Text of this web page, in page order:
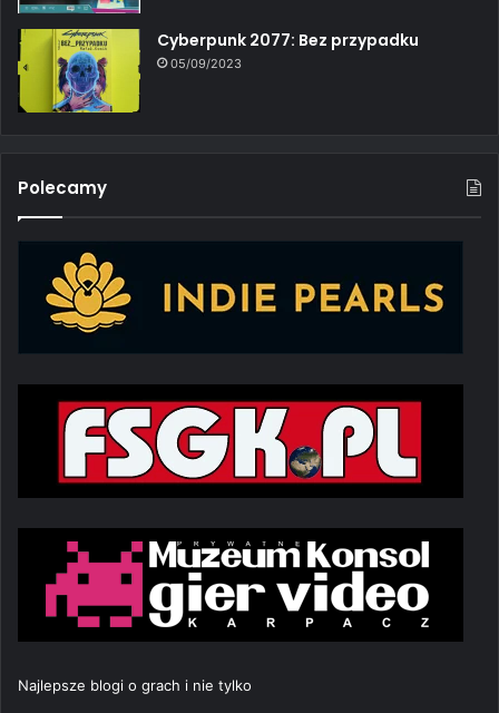
Cyberpunk 2077: Bez przypadku
05/09/2023
Polecamy
Najlepsze blogi o grach i nie tylko